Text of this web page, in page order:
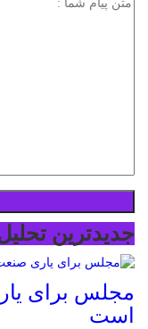
جدیدترین
مجلس برای
است